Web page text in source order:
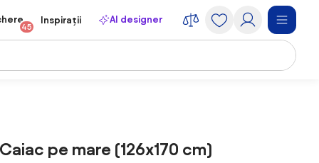
45
Inspirații AI designer
pe mare (126x170 cm)